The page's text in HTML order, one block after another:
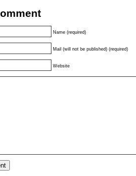
Name (required)
Mail (will not be published) (required)
Website